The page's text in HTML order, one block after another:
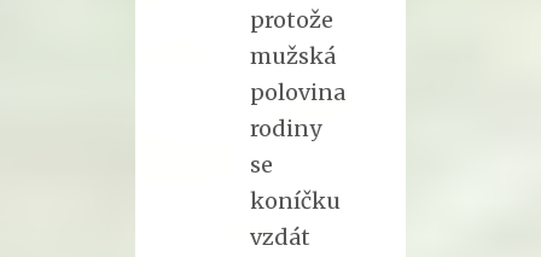
protože
mužská
polovina
rodiny
se
koníčku
vzdát